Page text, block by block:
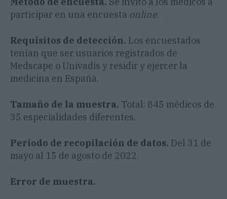
participar en una encuesta online.
Requisitos de detección. Los encuestados
tenían que ser usuarios registrados de
Medscape o Univadis y residir y ejercer la
medicina en España.
Tamaño de la muestra. Total: 845 médicos de
35 especialidades diferentes.
Periodo de recopilación de datos. Del 31 de
mayo al 15 de agosto de 2022.
Error de muestra.